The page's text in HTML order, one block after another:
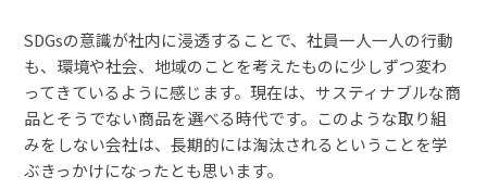
SDGsの意識が社内に浸透することで、社員一人一人の行動
も、環境や社会、地域のことを考えたものに少しずつ変わ
ってきているように感じます。現在は、サスティナブルな商
品とそうでない商品を選べる時代です。このような取り組
みをしない会社は、長期的には淘汰されるということを学
ぶきっかけになったとも思います。